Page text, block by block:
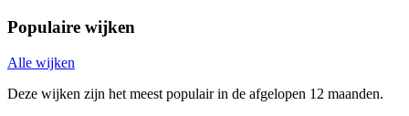
Populaire wijken
Alle wijken
Deze wijken zijn het meest populair in de afgelopen 12 maanden.